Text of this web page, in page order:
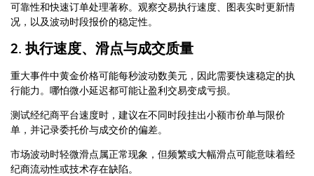
可靠性和快速订单处理著称。观察交易执行速度、图表实时更新情
况，以及波动时段报价的稳定性。
2. 执行速度、滑点与成交质量
重大事件中黄金价格可能每秒波动数美元，因此需要快速稳定的执
行能力。哪怕微小延迟都可能让盈利交易变成亏损。
测试经纪商平台速度时，建议在不同时段挂出小额市价单与限价
单，并记录委托价与成交价的偏差。
市场波动时轻微滑点属正常现象，但频繁或大幅滑点可能意味着经
纪商流动性或技术存在缺陷。